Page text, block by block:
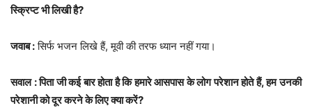
स्क्रिप्ट भी लिखी है?
जवाब :सिर्फ भजन लिखे हैं, मूवी की तरफ ध्यान नहीं गया।
सवाल : पिता जी कई बार होता है कि हमारे आसपास के लोग परेशान होते हैं, हम उनकी
परेशानी को दूर करने के लिए क्या करें?